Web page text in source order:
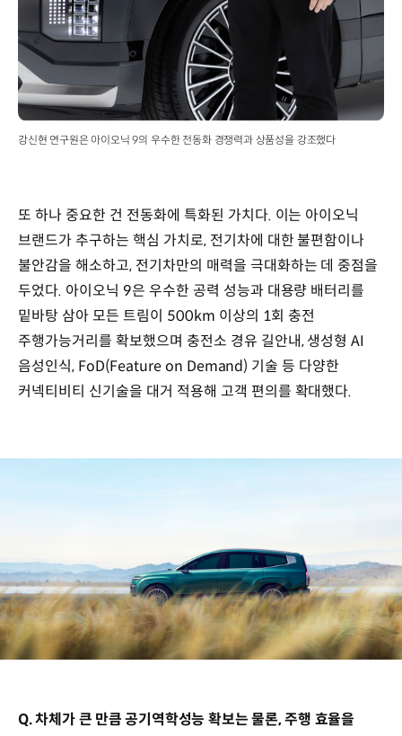
강신현 연구원은 아이오닉 9의 우수한 전동화 경쟁력과 상품성을 강조했다
또 하나 중요한 건 전동화에 특화된 가치다. 이는 아이오닉
브랜드가 추구하는 핵심 가치로, 전기차에 대한 불편함이나
불안감을 해소하고, 전기차만의 매력을 극대화하는 데 중점을
두었다. 아이오닉 9은 우수한 공력 성능과 대용량 배터리를
밑바탕 삼아 모든 트림이 500km 이상의 1회 충전
주행가능거리를 확보했으며 충전소 경유 길안내, 생성형 AI
음성인식, FoD(Feature on Demand) 기술 등 다양한
커넥티비티 신기술을 대거 적용해 고객 편의를 확대했다.
Q. 차체가 큰 만큼 공기역학성능 확보는 물론, 주행 효율을